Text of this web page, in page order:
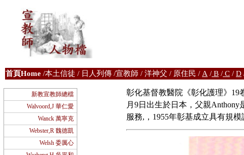
首頁Home /本土信徒 / 日人列傳 /宣教師 / 洋神父 / 原住民 / A / B / C / D
新教宣教師總檔
Walvoord,J 華仁愛
Wanck 萬寧克
Webster,R 魏德凱
Welsh 委厲心
彰化基督教醫院《彰化護理》19
月9日出生於日本，父親
服務,，1955年彰基成立具有規